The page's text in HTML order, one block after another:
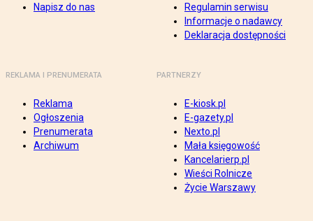
Napisz do nas
Regulamin serwisu
Informacje o nadawcy
Deklaracja dostępności
REKLAMA I PRENUMERATA
Reklama
Ogłoszenia
Prenumerata
Archiwum
PARTNERZY
E-kiosk.pl
E-gazety.pl
Nexto.pl
Mała księgowość
Kancelarierp.pl
Wieści Rolnicze
Życie Warszawy